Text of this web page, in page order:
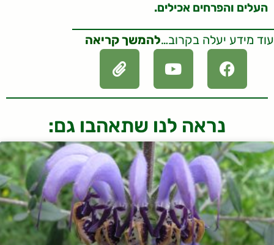
העלים והפרחים אכילים.
עוד מידע יעלה בקרוב…להמשך קריאה
נראה לנו שתאהבו גם: